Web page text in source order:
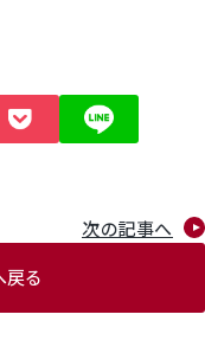
戻る
次の記事へ